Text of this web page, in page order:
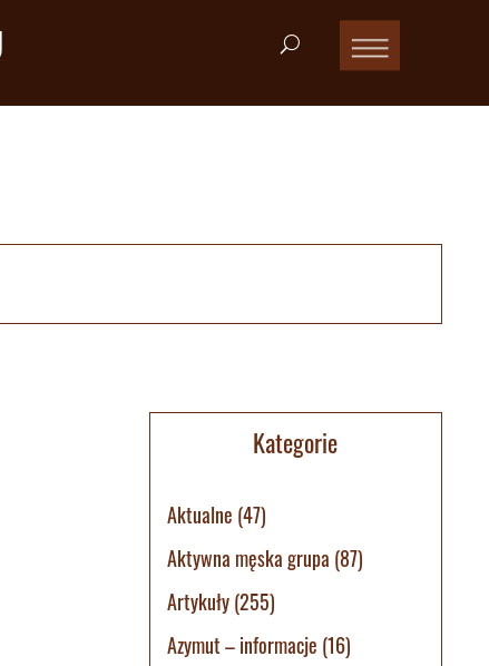
Kategorie
Aktualne (47)
Aktywna męska grupa (87)
Artykuły(255)
Azymut – informacje (16)